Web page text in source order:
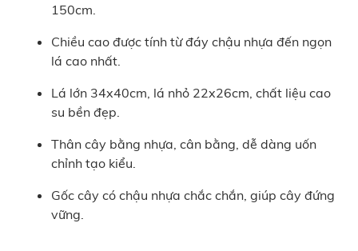
150cm.
Chiều cao được tính từ đáy chậu nhựa đến ngọn
lá cao nhất.
Lá lớn 34x40cm, lá nhỏ 22x26cm, chất liệu cao
su bền đẹp.
Thân cây bằng nhựa, cân bằng, dễ dàng uốn
chỉnh tạo kiểu.
Gốc cây có chậu nhựa chắc chắn, giúp cây đứng
vững.